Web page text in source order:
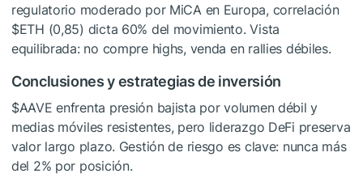
regulatorio moderado por MiCA en Europa, correlación
$ETH (0,85) dicta 60% del movimiento. Vista
equilibrada: no compre highs, venda en rallies débiles.
Conclusiones y estrategias de inversión
$AAVE enfrenta presión bajista por volumen débil y
medias móviles resistentes, pero liderazgo DeFi preserva
valor largo plazo. Gestión de riesgo es clave: nunca más
del 2% por posición.